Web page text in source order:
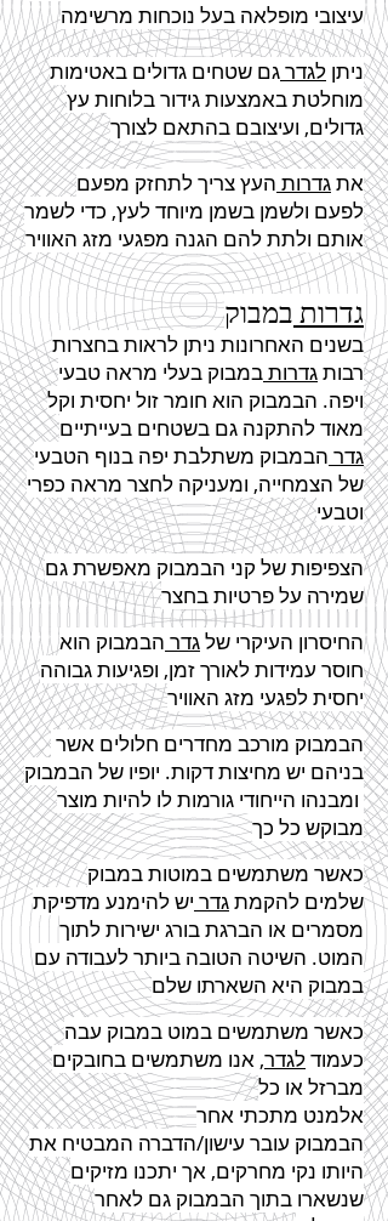
עיצובי מופלאה בעל נוכחות מרשימה
ניתן לגדרגם שטחים גדולים באטימות
מוחלטת באמצעות גידור בלוחות עץ
גדולים, ועיצובם בהתאם לצורך
אתגדרות העץ צריך לתחזק מפעם
לפעם ולשמן בשמן מיוחד לעץ, כדי לשמר
אותם ולתת להם הגנה מפגעי מזג האוויר
גדרות במבוק
בשנים האחרונות ניתן לראות בחצרות
רבותגדרותבמבוק בעלי מראה טבעי
ויפה. הבמבוק הוא חומר זול יחסית וקל
מאוד להתקנה גם בשטחים בעייתיים
גדר הבמבוק משתלבת יפה בנוף הטבעי
של הצמחייה, ומעניקה לחצר מראה כפרי
וטבעי
הצפיפות של קני הבמבוק מאפשרת גם
שמירה על פרטיות בחצר
החיסרון העיקרי שלגדר הבמבוק הוא
חוסר עמידות לאורך זמן, ופגיעות גבוהה
יחסית לפגעי מזג האוויר
בניהם יש מחיצות דקות. יופיו של הבמבוק
ומבנהו הייחודי גורמות לו להיות מוצר
מבוקש כל כך
כאשר משתמשים במוטות במבוק
שלמים להקמתגדר יש להימנע מדפיקת
מסמרים או הברגת בורג ישירות לתוך
המוט. השיטה הטובה ביותר לעבודה עם
במבוק היא השארתו שלם
כאשר משתמשים במוט במבוק עבה
כעמודלגדר, אנו משתמשים בחובקים
מברזל או כל
אלמנט מתכתי אחר
הבמבוק עובר עישון/הדברה המבטיח את
היותו נקי מחרקים, אך יתכנו מזיקים
שנשארו בתוך הבמבוק גם לאחר